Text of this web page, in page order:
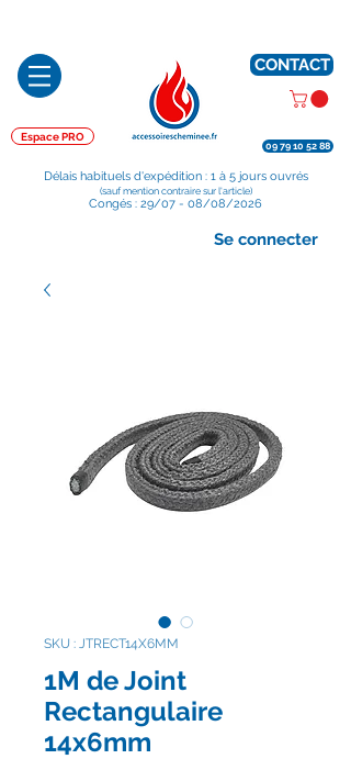
Espace PRO
CONTACT
09 79 10 52 88
Délais habituels d'expédition : 1 à 5 jours ouvrés
(sauf mention contraire sur l'article)
Congés : 29/07 - 08/08/2026
Se connecter
SKU : JTRECT14X6MM
1M de Joint
Rectangulaire
14x6mm